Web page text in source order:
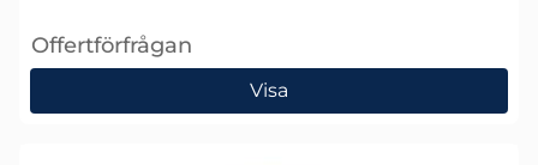
Offertförfrågan
, SRS SIM922A Diodtemperaturmonitor
Visa